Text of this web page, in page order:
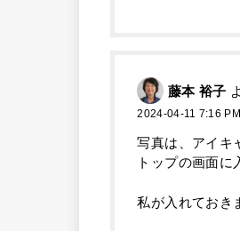
藤本 裕子
2024-04-11 7:16 PM
写真は、アイキ
トップの画面に
私が入れておき